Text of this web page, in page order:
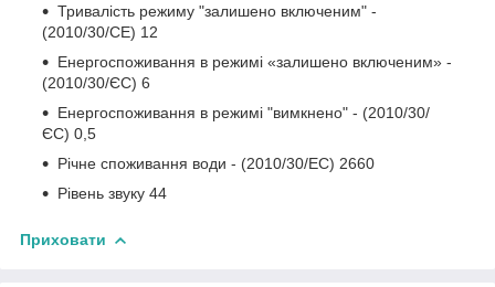
Тривалість режиму "залишено включеним" -
(2010/30/CE) 12
Енергоспоживання в режимі «залишено включеним» -
(2010/30/ЄС) 6
Енергоспоживання в режимі "вимкнено" - (2010/30/
ЄС) 0,5
Річне споживання води - (2010/30/EC) 2660
Рівень звуку 44
Приховати